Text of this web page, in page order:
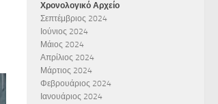
Χρονολογικό Αρχείο
Σεπτέμβριος 2024
Ιούνιος 2024
Μάιος 2024
Απρίλιος 2024
Μάρτιος 2024
Φεβρουάριος 2024
Ιανουάριος 2024